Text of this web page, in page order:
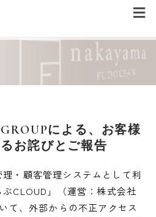
メ
ニ
ー
による、お客様
お詫びとご報告
・顧客管理システムとして利
CLOUD」（運営：株式会社
て、外部からの不正アクセス